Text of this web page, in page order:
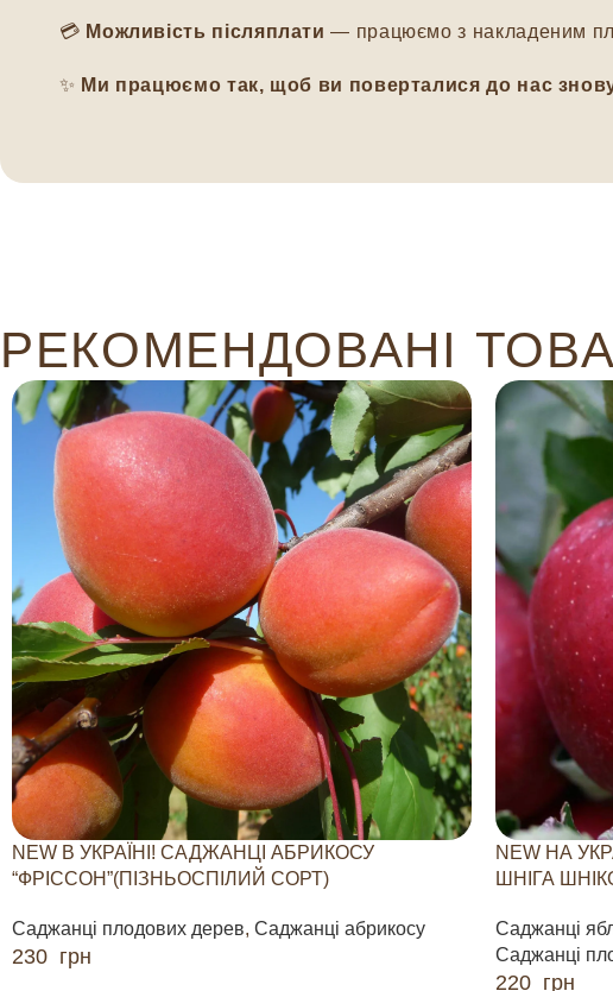
💳 Можливість післяплати — працюємо з накладеним
✨ Ми працюємо так, щоб ви поверталися до нас
РЕКОМЕНДОВАНІ
NEW В УКРАЇНІ! САДЖАНЦІ АБРИКОСУ
“ФРІССОН”(ПІЗНЬОСПІЛИЙ СОРТ)
Саджанці плодових дерев, Саджанці абрикосу
230 грн
NEW НА
ШНІГА
Саджанці
Саджанці
220 грн